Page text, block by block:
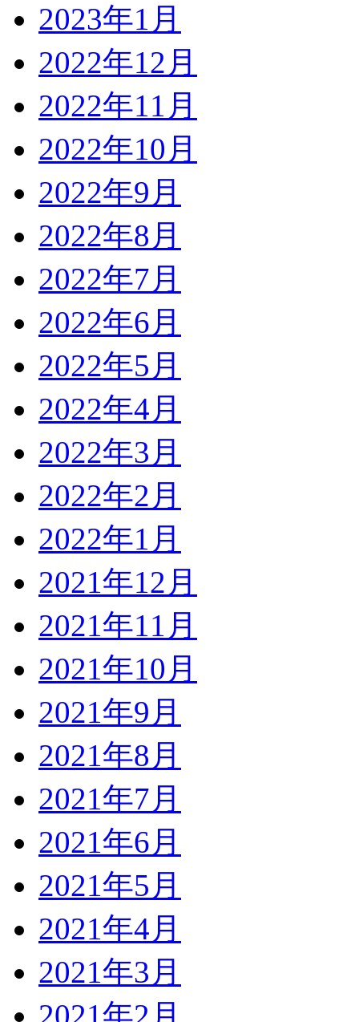
2023年1月
2022年12月
2022年11月
2022年10月
2022年9月
2022年8月
2022年7月
2022年6月
2022年5月
2022年4月
2022年3月
2022年2月
2022年1月
2021年12月
2021年11月
2021年10月
2021年9月
2021年8月
2021年7月
2021年6月
2021年5月
2021年4月
2021年3月
2021年2月